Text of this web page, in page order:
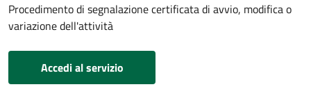
Procedimento di segnalazione certificata di avvio, modifica o
variazione dell'attività
Accedi al servizio